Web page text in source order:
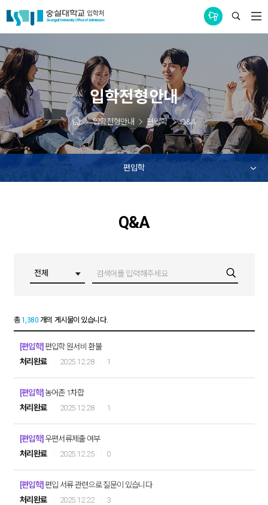
통합공지사항
입학전형안내
입학전형안내 편입학 Q&A
편입학
Q&A
총1,380 개의 게시물이 있습니다.
[편입학] 편입학 원서비 환불
처리완료
2025.12.28 1
[편입학] 농어촌 1차합
처리완료
2025.12.28 1
[편입학] 우편서류제출 여부
처리완료
2025.12.25 0
[편입학] 편입 서류 관련으로 질문이 있습니다
처리완료
2025.12.22 3